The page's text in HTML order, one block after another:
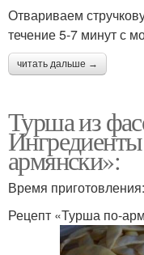
Отвариваем
течение 5-7 минут с
читать дальше →
Турша из
армянски»:
Время
Рецепт «Турша по-